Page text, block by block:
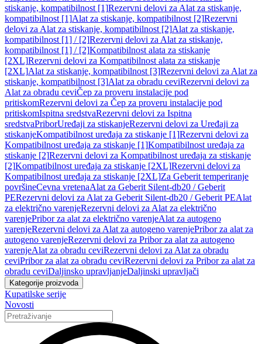
stiskanje, kompatibilnost [1]Rezervni delovi za Alat za stiskanje,
kompatibilnost [1]Alat za stiskanje, kompatibilnost [2]Rezervni
delovi za Alat za stiskanje, kompatibilnost [2]Alat za stiskanje,
kompatibilnost [1] / [2]Rezervni delovi za Alat za stiskanje,
kompatibilnost [1] / [2]Kompatibilnost alata za stiskanje
[2XL]Rezervni delovi za Kompatibilnost alata za stiskanje
[2XL]Alat za stiskanje, kompatibilnost [3]Rezervni delovi za Alat za
stiskanje, kompatibilnost [3]Alat za obradu ceviRezervni delovi za
Alat za obradu ceviČep za proveru instalacije pod
pritiskomRezervni delovi za Čep za proveru instalacije pod
pritiskomIspitna sredstvaRezervni delovi za Ispitna
sredstvaPriborUređaji za stiskanjeRezervni delovi za Uređaji za
stiskanjeKompatibilnost uređaja za stiskanje [1]Rezervni delovi za
Kompatibilnost uređaja za stiskanje [1]Kompatibilnost uređaja za
stiskanje [2]Rezervni delovi za Kompatibilnost uređaja za stiskanje
[2]Kompatibilnost uređaja za stiskanje [2XL]Rezervni delovi za
Kompatibilnost uređaja za stiskanje [2XL]Za Geberit temperiranje
površineCevna vretenaAlat za Geberit Silent-db20 / Geberit
PERezervni delovi za Alat za Geberit Silent-db20 / Geberit PEAlat
za električno varenjeRezervni delovi za Alat za električno
varenjePribor za alat za električno varenjeAlat za autogeno
varenjeRezervni delovi za Alat za autogeno varenjePribor za alat za
autogeno varenjeRezervni delovi za Pribor za alat za autogeno
varenjeAlat za obradu ceviRezervni delovi za Alat za obradu
ceviPribor za alat za obradu ceviRezervni delovi za Pribor za alat za
obradu ceviDaljinsko upravljanjeDaljinski upravljači
Kategorije proizvoda
Kupatilske serije
Novosti